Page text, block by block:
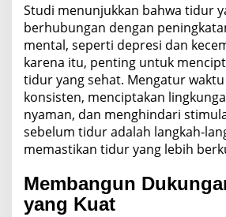
Studi menunjukkan bahwa tidur
berhubungan dengan
mental, seperti depresi dan
karena itu, penting untuk
tidur yang sehat. Mengatur
konsisten, menciptakan
nyaman, dan menghindari
sebelum tidur adalah langkah-
memastikan tidur yang lebih
Membangun
yang Kuat